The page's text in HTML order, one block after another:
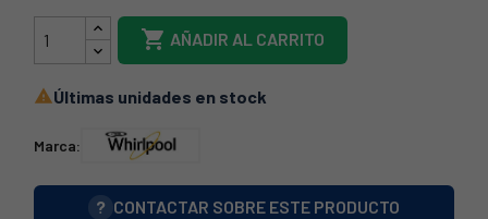
 AÑADIR AL CARRITO
Últimas unidades en stock
Marca:
? CONTACTAR SOBRE ESTE PRODUCTO